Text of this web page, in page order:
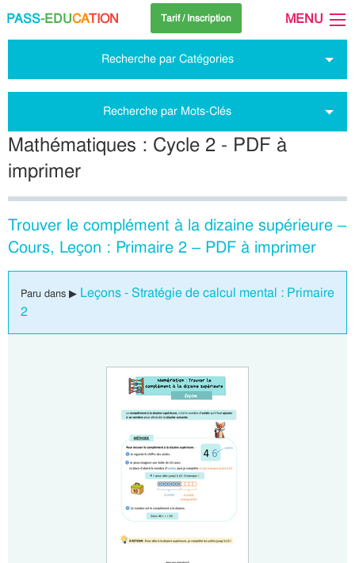
PASS-EDUCATION Tarif / Inscription MENU
Recherche par Catégories
Recherche par Mots-Clés
Mathématiques : Cycle 2 - PDF à
imprimer
Trouver le complément à la dizaine supérieure –
Cours, Leçon : Primaire 2 – PDF à imprimer
Paru dans ▶ Leçons - Stratégie de calcul mental : Primaire
2